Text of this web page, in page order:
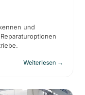
und
Weiterlesen →